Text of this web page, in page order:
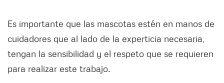
Es importante que las mascotas estén en manos de
cuidadores que al lado de la experticia necesaria,
tengan la sensibilidad y el respeto que se requieren
para realizar este trabajo.